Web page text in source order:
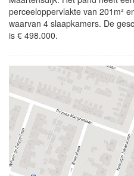
perceeloppervlakte van 201m²
waarvan 4 slaapkamers. De
is € 498.000.